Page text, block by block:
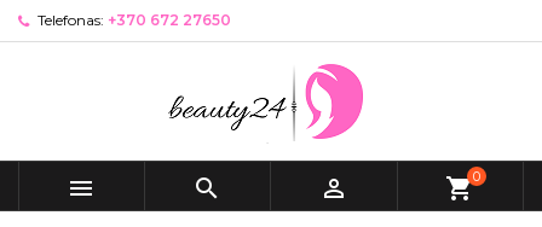
Telefonas: +370 672 27650
   shopping_cart0